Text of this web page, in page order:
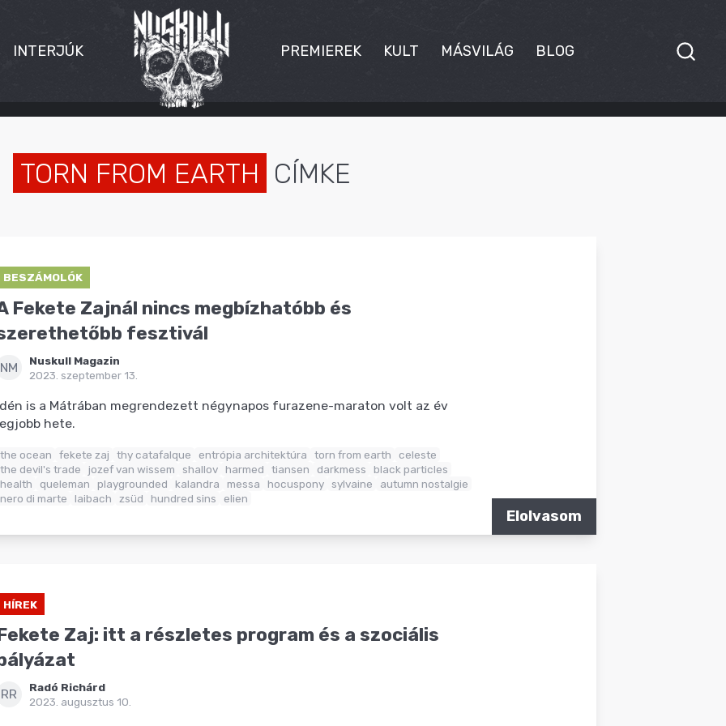
INTERJÚK PREMIEREK KULT MÁSVILÁG BLOG
TORN FROM EARTH CÍMKE
BESZÁMOLÓK
Fekete Zajnál nincs megbízhatóbb és
fesztivál
NM
Nuskull Magazin
2023. szeptember 13.
is a Mátrában megrendezett négynapos furazene-maraton volt az év
hete.
the ocean fekete zaj thy catafalque entrópia architektúra torn from earth
celeste
the devil's trade
jozef van wissem shallov harmed tiansen darkmess
black particles
health
queleman playgrounded kalandra messa hocuspony sylvaine
autumn nostalgie
nero di marte
laibach zsüd hundred sins elien
Elolvasom
HÍREK
Zaj: itt a részletes program és a szociális
RR
Radó Richárd
2023. augusztus 10.